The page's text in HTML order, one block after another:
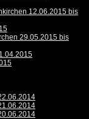
12.06.2015 bis
29.05.2015 bis